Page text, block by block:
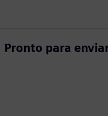
Pronto para